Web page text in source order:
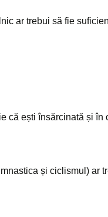
ar trebui să fie
că ești însărcinată și în
și ciclismul) ar